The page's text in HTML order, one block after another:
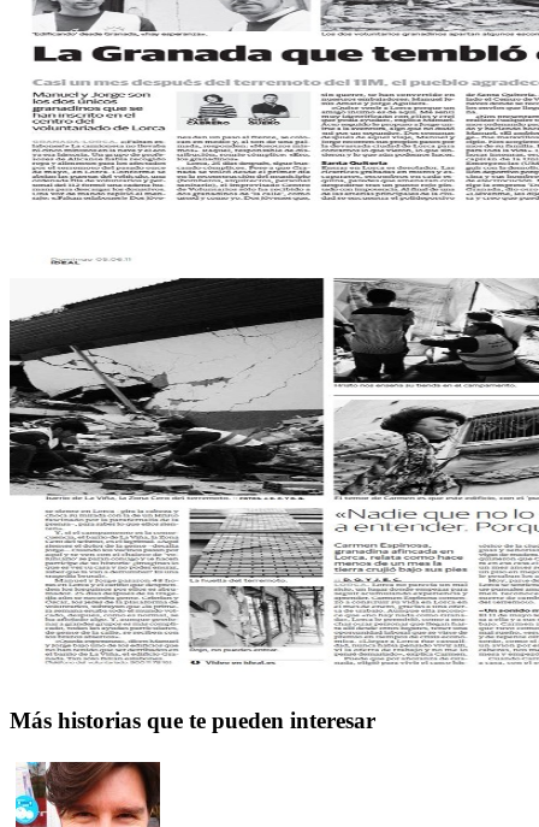
Más historias que te pueden interesar